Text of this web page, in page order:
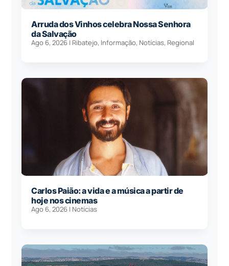
Arruda dos Vinhos celebra Nossa Senhora
da Salvação
Ago 6, 2026 | Ribatejo, Informação, Notícias, Regional
Carlos Paião: a vida e a música a partir de
hoje nos cinemas
Ago 6, 2026 | Notícias